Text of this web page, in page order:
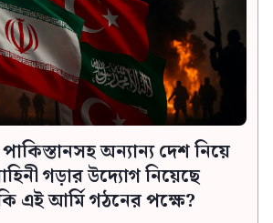
অন্যান্য দেশ নিয়ে
গড়ার উদ্যোগ নিয়েছে
এই আর্মি গঠনের পক্ষে?